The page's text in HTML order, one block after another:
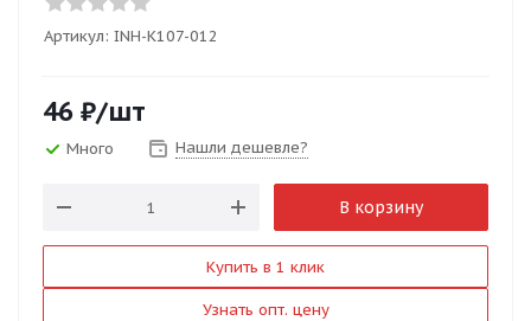
Артикул: INH-K107-012
46 ₽/шт
Много Нашли дешевле?
В корзину
Купить в 1 клик
Узнать опт. цену